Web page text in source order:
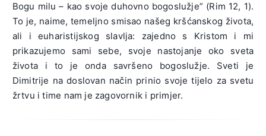
Bogu milu – kao svoje duhovno bogoslužje” (Rim 12, 1).
To je, naime, temeljno smisao našeg kršćanskog života,
ali i euharistijskog slavlja: zajedno s Kristom i mi
prikazujemo sami sebe, svoje nastojanje oko sveta
života i to je onda savršeno bogoslužje. Sveti je
Dimitrije na doslovan način prinio svoje tijelo za svetu
žrtvu i time nam je zagovornik i primjer.